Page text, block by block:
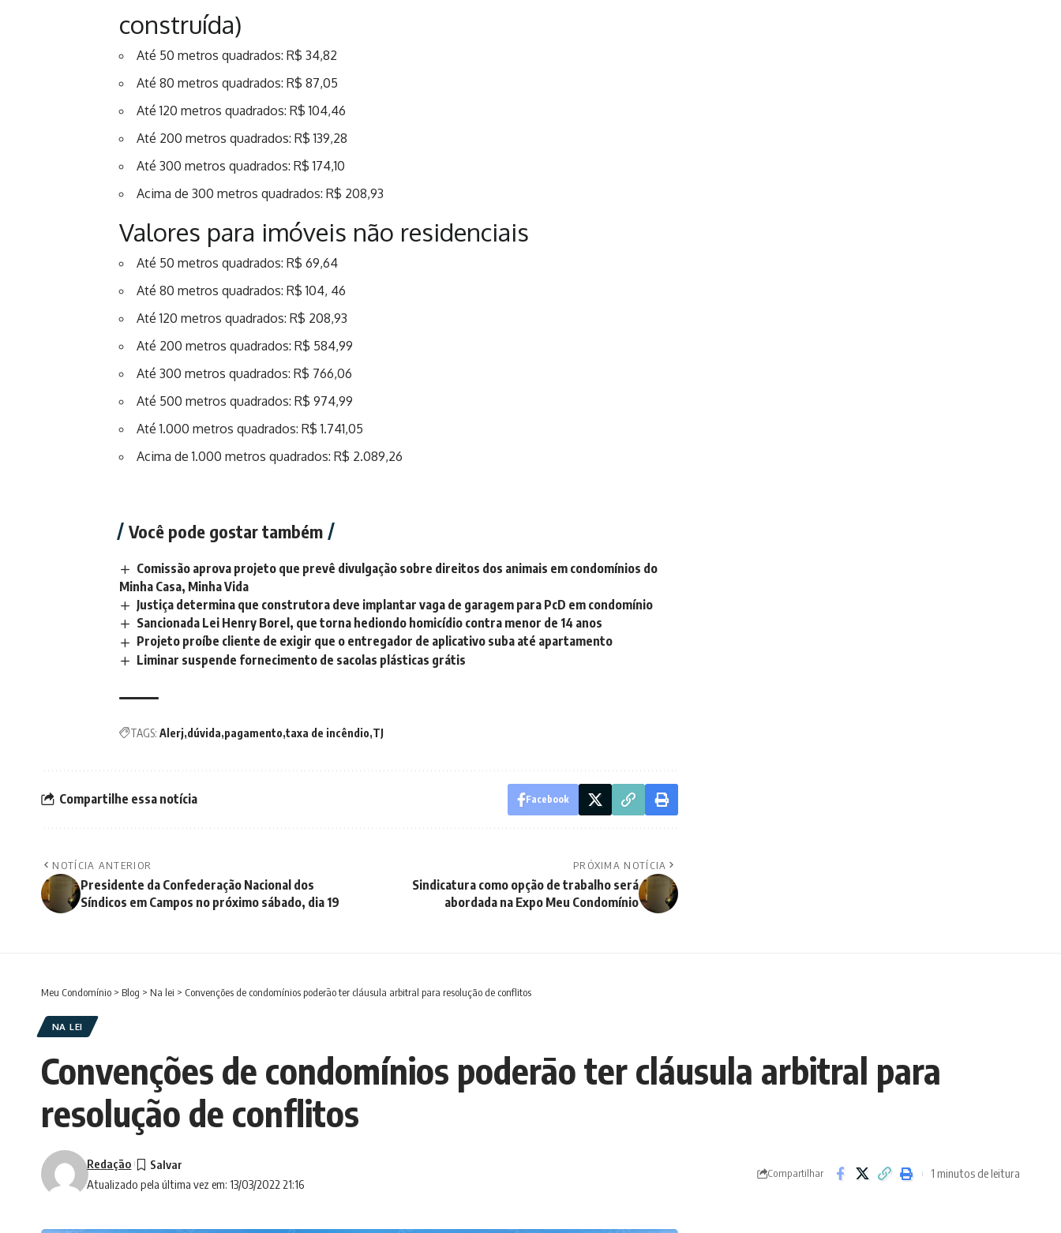
construída)
Até 50 metros quadrados: R$ 34,82
Até 80 metros quadrados: R$ 87,05
Até 120 metros quadrados: R$ 104,46
Até 200 metros quadrados: R$ 139,28
Até 300 metros quadrados: R$ 174,10
Acima de 300 metros quadrados: R$ 208,93
Valores para imóveis não residenciais
Até 50 metros quadrados: R$ 69,64
Até 80 metros quadrados: R$ 104, 46
Até 120 metros quadrados: R$ 208,93
Até 200 metros quadrados: R$ 584,99
Até 300 metros quadrados: R$ 766,06
Até 500 metros quadrados: R$ 974,99
Até 1.000 metros quadrados: R$ 1.741,05
Acima de 1.000 metros quadrados: R$ 2.089,26
Você pode gostar também
Comissão aprova projeto que prevê divulgação sobre direitos dos animais em condomínios do
Minha Casa, Minha Vida
Justiça determina que construtora deve implantar vaga de garagem para PcD em condomínio
Sancionada Lei Henry Borel, que torna hediondo homicídio contra menor de 14 anos
Projeto proíbe cliente de exigir que o entregador de aplicativo suba até apartamento
Liminar suspende fornecimento de sacolas plásticas grátis
TAGS: Alerj dúvida pagamento taxa de incêndio TJ
Compartilhe essa notícia Facebook
NOTÍCIA ANTERIOR
Presidente da Confederação Nacional dos
Síndicos em Campos no próximo sábado, dia 19
PRÓXIMA NOTÍCIA
Sindicatura como opção de trabalho será
abordada na Expo Meu Condomínio
Meu Condomínio > Blog > Na lei > Convenções de condomínios poderāo ter cláusula arbitral para resolução de conflitos
NA LEI
Convenções de condomínios poderāo ter cláusula arbitral para
resolução de conflitos
Atualizado pela última vez em: 13/03/2022 21:16
Redação
Compartilhar 1 minutos de leitura